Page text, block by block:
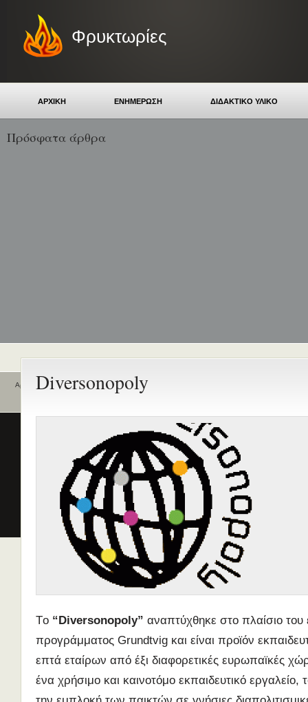
Φρυκτωρίες
ΑΡΧΙΚΗ ΕΝΗΜΕΡΩΣΗ ΔΙΔΑΚΤΙΚΟ ΥΛΙΚΟ
Πρόσφατα άρθρα
Diversonopoly
Tο “Diversonopoly” αναπτύχθηκε στο πλαίσιο
προγράμματος Grundtvig και είναι προϊόν
επτά εταίρων από έξι διαφορετικές ευρωπαϊκές
ένα χρήσιμο και καινοτόμο εκπαιδευτικό εργαλείο,
Αρχική
συζήτησης
Διδασκαλία της Ελληνικής ως
Δεύτερης/Ξένης Γλώσσας
(Εξ Αποστάσεως) από το Παν/
Λευκωσίας σε συνεργασία με
ΚΕΓ
το πιστοποιητικό επιπέδου Γ2
Πρώτο Διεθνές Συνέδριο
Νεοελληνικών Σπουδών
Εδώ Πολυτεχνείο!
Τα διδακτικά εγχειρίδια